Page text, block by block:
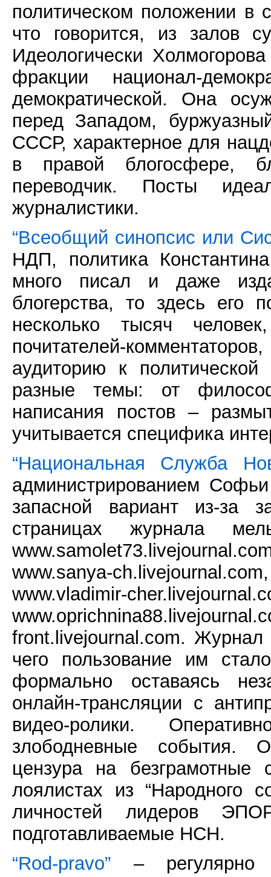
политическом положении в
что говорится, из залов
Идеологически
фракции национал-
демократической. Она
перед Западом,
СССР, характерное для
в правой блогосфере,
переводчик. Посты
журналистики.
“Всеобщий синопсис или
НДП, политика
много писал и даже
блогерства, то здесь его
несколько тысяч
почитателей-
аудиторию к
разные темы: от
написания постов –
учитывается специфика
“Национальная Служба
администрированием
запасной вариант из-за
страницах журнала
www.sanya-
www.vladimir-
front.livejournal.com.
чего пользование им
формально оставаясь
онлайн-трансляции с
видео-ролики.
злободневные события.
цензура на безграмотные
лоялистах из “Народного
личностей лидеров
подготавливаемые НСН.
“Rod-pravo” – регулярно